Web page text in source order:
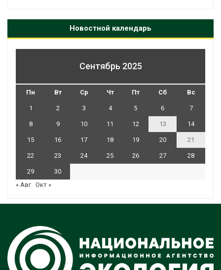
Новостной календарь
Сентябрь 2025
Пн Вт Ср Чт Пт Сб Вс
1 2 3 4 5 6 7
8 9 10 11 12 13 14
15 16 17 18 19 20 21
22 23 24 25 26 27 28
29
30
« Авг Окт »